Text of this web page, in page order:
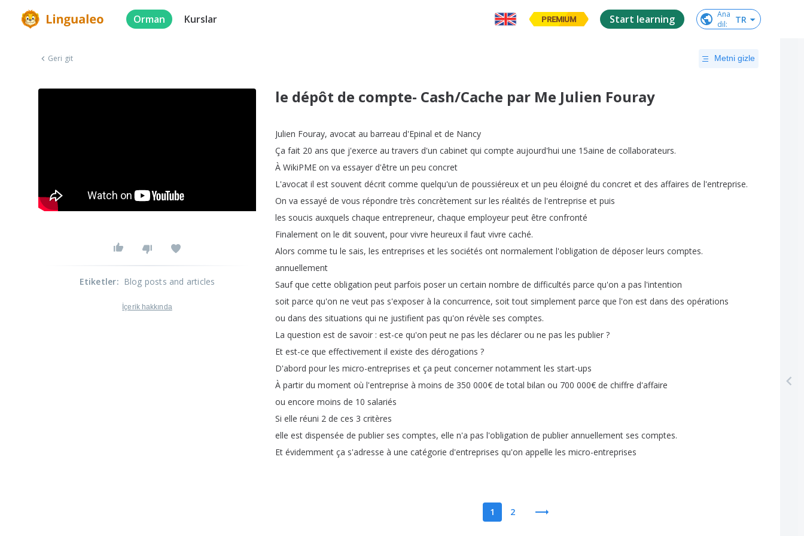
Orman Kurslar PREMIUM Start learning
Ana
dil: TR
Geri git Metni gizle
le dépôt de compte- Cash/Cache par Me Julien Fouray
Julien Fouray, avocat au barreau d'Epinal et de Nancy
Ça fait 20 ans que j'exerce au travers d'un cabinet qui compte aujourd'hui une 15aine de collaborateurs.
À WikiPME on va essayer d'être un peu concret
L'avocat il est souvent décrit comme quelqu'un de poussiéreux et un peu éloigné du concret et des affaires de l'entreprise.
On va essayé de vous répondre très concrètement sur les réalités de l'entreprise et puis
les soucis auxquels chaque entrepreneur, chaque employeur peut être confronté
Finalement on le dit souvent, pour vivre heureux il faut vivre caché.
Alors comme tu le sais, les entreprises et les sociétés ont normalement l'obligation de déposer leurs comptes.
annuellement
Sauf que cette obligation peut parfois poser un certain nombre de difficultés parce qu'on a pas l'intention
soit parce qu'on ne veut pas s'exposer à la concurrence, soit tout simplement parce que l'on est dans des opérations
ou dans des situations qui ne justifient pas qu'on révèle ses comptes.
La question est de savoir : est-ce qu'on peut ne pas les déclarer ou ne pas les publier ?
Et est-ce que effectivement il existe des dérogations ?
D'abord pour les micro-entreprises et ça peut concerner notamment les start-ups
À partir du moment où l'entreprise à moins de 350 000€ de total bilan ou 700 000€ de chiffre d'affaire
ou encore moins de 10 salariés
Si elle réuni 2 de ces 3 critères
elle est dispensée de publier ses comptes, elle n'a pas l'obligation de publier annuellement ses comptes.
Et évidemment ça s'adresse à une catégorie d'entreprises qu'on appelle les micro-entreprises
1 2
Etiketler: Blog posts and articles
İçerik hakkında